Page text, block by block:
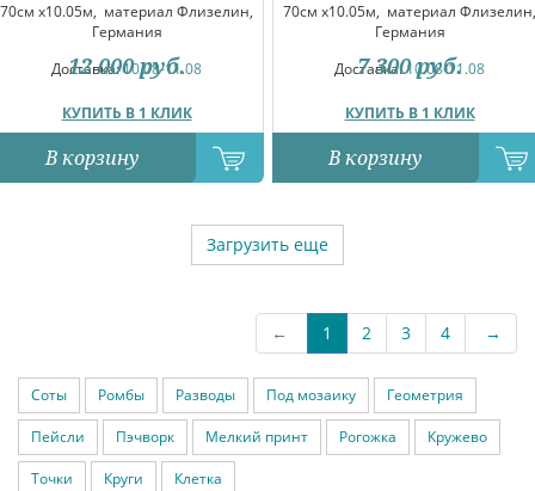
70см x10.05м, материал Флизелин,
Германия
Доставка:10.08-11.08
КУПИТЬ В 1 КЛИК
12 000 руб.
В корзину
70см x10.05м, материал Флизелин,
Германия
Доставка:10.08-11.08
КУПИТЬ В 1 КЛИК
7 300 руб.
В корзину
Загрузить еще
← 1 2 3 4 →
Соты Ромбы Разводы Под мозаику Геометрия
Пейсли Пэчворк Мелкий принт Рогожка Кружево
Точки Круги Клетка